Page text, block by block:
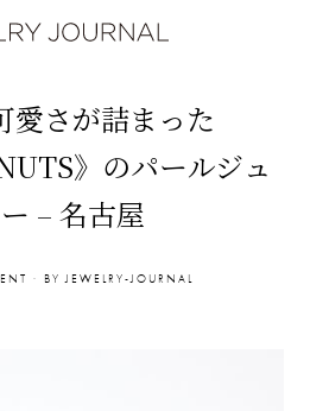
愛さが詰まった
》のパールジュ
– 名古屋
BY JEWELRY-JOURNAL